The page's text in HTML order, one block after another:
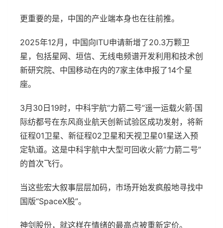
更重要的是，中国的产业端本身也在往前推。
2025年12月，中国向ITU申请新增了20.3万颗卫
星，包括星网、垣信、无线电频谱开发利用和技术创
新研究院、中国移动在内的7家主体申报了14个星
座。
3月30日19时，中科宇航“力箭二号”遥一运载火箭·国
际纺都号在东风商业航天创新试验区成功发射，将新
征程01卫星、新征程02卫星和天视卫星01星送入预
定轨道。这是中科宇航中大型可回收火箭“力箭二号”
的首次飞行。
当这些宏大叙事层层加码，市场开始发疯般地寻找中
国版“SpaceX股”。
神剑股份，就这样在情绪的最高点被重新定价。